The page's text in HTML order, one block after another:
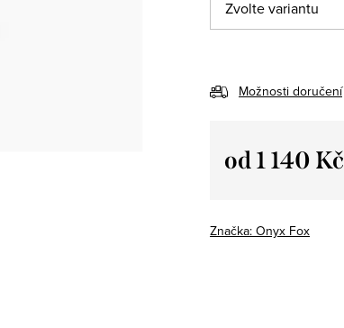
Možnosti doručení
od1 140 Kč
Značka: Onyx Fox